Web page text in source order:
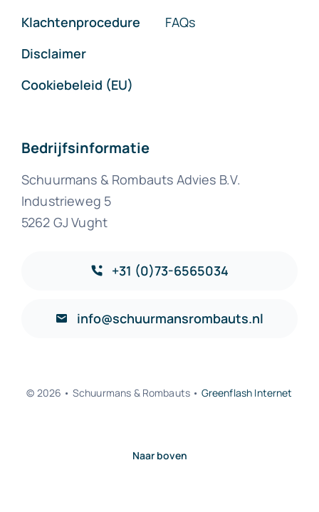
Klachtenprocedure
Disclaimer
Cookiebeleid (EU)
FAQs
Bedrijfsinformatie
Schuurmans & Rombauts Advies B.V.
Industrieweg 5
5262 GJ Vught
+31 (0)73-6565034
info@schuurmansrombauts.nl
© 2026 • Schuurmans & Rombauts • Greenflash Internet
Naar boven